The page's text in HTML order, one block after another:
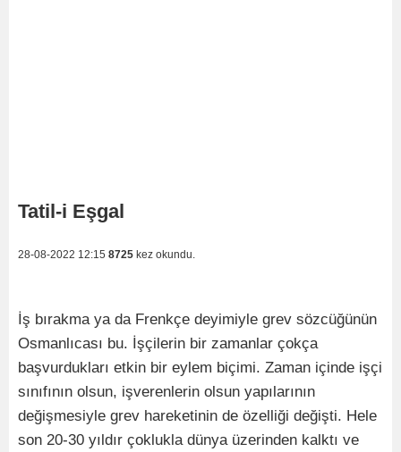
Tatil-i Eşgal
28-08-2022 12:15 8725 kez okundu.
İş bırakma ya da Frenkçe deyimiyle grev sözcüğünün
Osmanlıcası bu. İşçilerin bir zamanlar çokça
başvurdukları etkin bir eylem biçimi. Zaman içinde işçi
sınıfının olsun, işverenlerin olsun yapılarının
değişmesiyle grev hareketinin de özelliği değişti. Hele
son 20-30 yıldır çoklukla dünya üzerinden kalktı ve